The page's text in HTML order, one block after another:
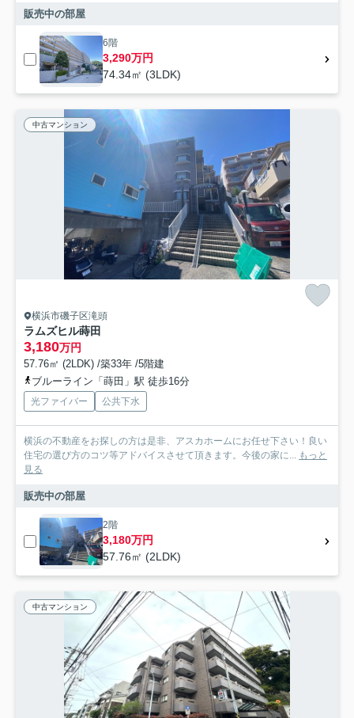
販売中の部屋
6階
3,290万円
74.34㎡ (3LDK)
中古マンション
横浜市磯子区滝頭
ラムズヒル蒔田
3,180万円
57.76㎡ (2LDK) /築33年 /5階建
ブルーライン「蒔田」駅 徒歩16分
光ファイバー 公共下水
横浜の不動産をお探しの方は是非、アスカホームにお任せ下さい！良い
住宅の選び方のコツ等アドバイスさせて頂きます。今後の家に... もっと
見る
販売中の部屋
2階
3,180万円
57.76㎡ (2LDK)
中古マンション